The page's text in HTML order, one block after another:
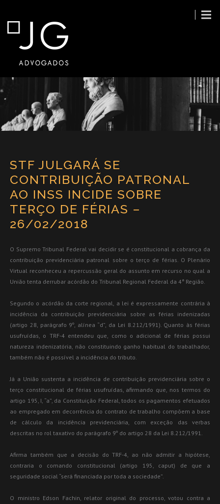
STF JULGARÁ SE
CONTRIBUIÇÃO PATRONAL
AO INSS INCIDE SOBRE
TERÇO DE FÉRIAS –
26/02/2018
O Supremo Tribunal Federal vai decidir se é constitucional a cobrança da
contribuição previdenciária patronal sobre o terço de férias. O Plenário
Virtual reconheceu a repercussão geral do assunto em recurso no qual a
União tenta derrubar acórdão do Tribunal Regional Federal da 4ª Região.
Segundo o acórdão da corte regional, a lei é expressamente contrária à
incidência da contribuição previdenciária sobre as férias indenizadas
(artigo 28, parágrafo 9º, alínea “d”, da Lei 8.212/1991). Quanto às férias
usufruídas, o TRF-4 entendeu que, como o adicional de férias possui
natureza indenizatória, não constituindo ganho habitual do trabalhador,
também não é possível a incidência do tributo.
Já a União sustenta a incidência de contribuição previdenciária sobre o
terço constitucional de férias usufruídas, afirmando que, nos termos do
artigo 195, I, “a”, da Constituição Federal, todos os pagamentos efetuados
ao empregado em decorrência do contrato de trabalho compõem a base
de cálculo da incidência previdenciária, com exceção das verbas
descritas no rol taxativo do parágrafo 9º do artigo 28 da Lei 8.212/1991.
Afirma também que a decisão do TRF-4, ao não admitir a hipótese,
contraria o comando constitucional (artigo 195, caput) de que a
seguridade social “será financiada por toda a sociedade”.
O ministro Edson Fachin, relator original do processo, votou contra a